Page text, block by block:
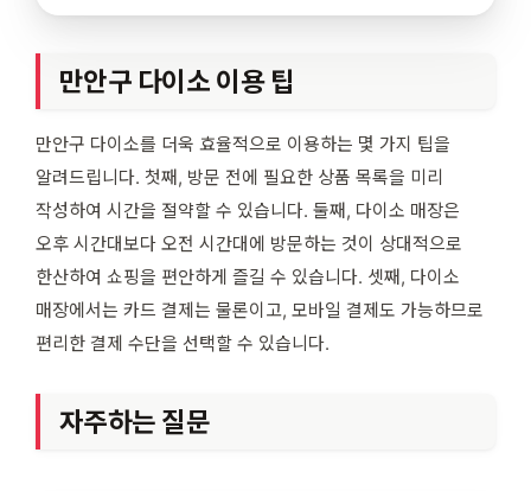
만안구 다이소 이용 팁
만안구 다이소를 더욱 효율적으로 이용하는 몇 가지 팁을
알려드립니다. 첫째, 방문 전에 필요한 상품 목록을 미리
작성하여 시간을 절약할 수 있습니다. 둘째, 다이소 매장은
오후 시간대보다 오전 시간대에 방문하는 것이 상대적으로
한산하여 쇼핑을 편안하게 즐길 수 있습니다. 셋째, 다이소
매장에서는 카드 결제는 물론이고, 모바일 결제도 가능하므로
편리한 결제 수단을 선택할 수 있습니다.
자주하는 질문